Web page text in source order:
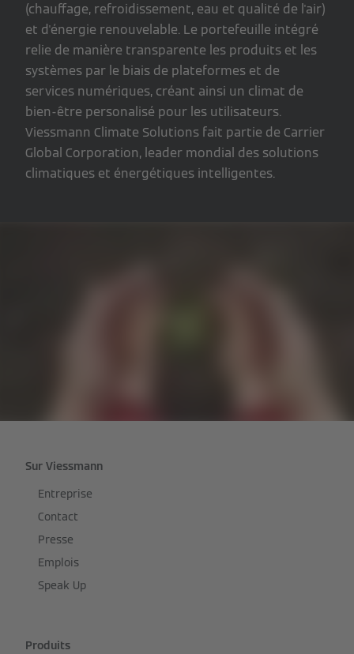
(chauffage, refroidissement, eau et qualité de l'air)
et d'énergie renouvelable. Le portefeuille intégré
relie de manière transparente les produits et les
systèmes par le biais de plateformes et de
services numériques, créant ainsi un climat de
bien-être personalisé pour les utilisateurs.
Viessmann Climate Solutions fait partie de Carrier
Global Corporation, leader mondial des solutions
climatiques et énergétiques intelligentes.
Sur Viessmann
Entreprise
Contact
Presse
Emplois
Speak Up
Produits